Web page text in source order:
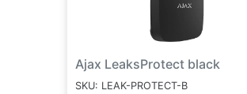
Ajax LeaksProtect black
SKU: LEAK-PROTECT-B